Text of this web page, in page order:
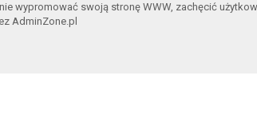
wypromować swoją stronę WWW, zachęcić
AdminZone.pl